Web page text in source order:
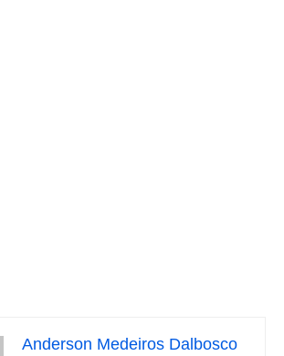
Anderson Medeiros Dalbosco